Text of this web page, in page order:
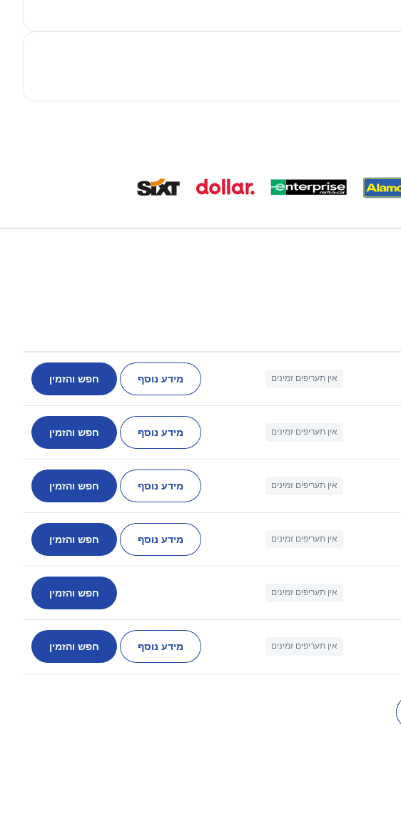
אין תעריפים זמינים מידע נוסף חפש והזמין
אין תעריפים זמינים מידע נוסף חפש והזמין
אין תעריפים זמינים מידע נוסף חפש והזמין
אין תעריפים זמינים מידע נוסף חפש והזמין
אין תעריפים זמינים חפש והזמין
אין תעריפים זמינים מידע נוסף חפש והזמין